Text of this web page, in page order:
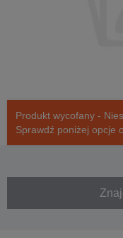
Produkt wycofany -
Sprawdź poniżej opcje